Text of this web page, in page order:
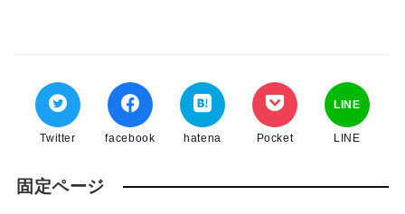
Twitter facebook hatena Pocket
LINE
LINE
固定ページ